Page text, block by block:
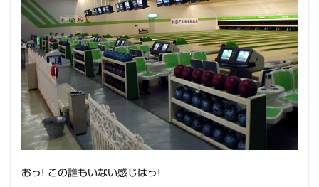
おっ! この誰もいない感じはっ!